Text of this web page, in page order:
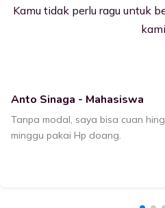
Kamu tidak perlu ragu untuk
kami
Anto Sinaga - Mahasiswa
Tanpa modal, saya bisa cuan
minggu pakai Hp doang.